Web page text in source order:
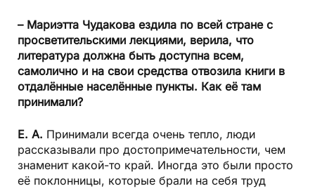
– Мариэтта Чудакова ездила по всей стране с
просветительскими лекциями, верила, что
литература должна быть доступна всем,
самолично и на свои средства отвозила книги в
отдалённые населённые пункты. Как её там
принимали?
Е. А. Принимали всегда очень тепло, люди
рассказывали про достопримечательности, чем
знаменит какой-то край. Иногда это были просто
её поклонницы, которые брали на себя труд